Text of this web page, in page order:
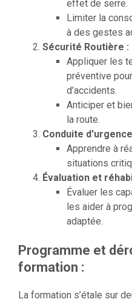
effet de serre.
Limiter la
à des gestes
Sécurité Routière :
Appliquer les
préventive
d’accidents.
Anticiper et
la route.
Conduite
Apprendre à
situations
Évaluation et
Évaluer les
les aider à
adaptée.
Programme et
formation :
La formation s’étale sur